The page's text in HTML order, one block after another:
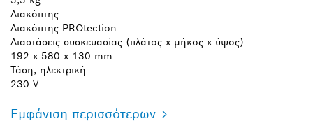
Διακόπτης
Διακόπτης PROtection
Διαστάσεις συσκευασίας (πλάτος x μήκος x ύψος)
192 x 580 x 130 mm
Τάση, ηλεκτρική
230 V
Εμφάνιση περισσότερων